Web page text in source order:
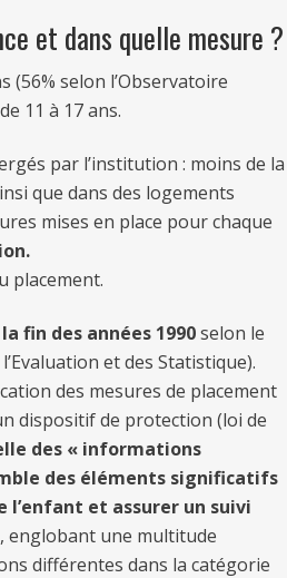
et dans quelle mesure ?
(56% selon l’Observatoire
11 à 17 ans.
par l’institution : moins de la
que dans des logements
mises en place pour chaque
placement.
fin des années 1990selon le
et des Statistique).
des mesures de placement
dispositif de protection (loi de
des « informations
des éléments significatifs
et assurer un suivi
englobant une multitude
différentes dans la catégorie